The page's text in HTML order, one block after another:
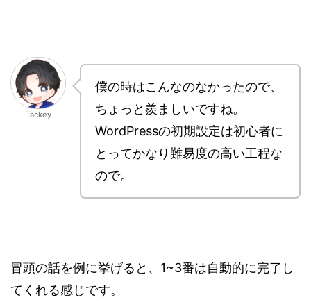
Tackey
僕の時はこんなのなかったので、
ちょっと羨ましいですね。
WordPressの初期設定は初心者に
とってかなり難易度の高い工程な
ので。
冒頭の話を例に挙げると、1~3番は自動的に完了し
てくれる感じです。